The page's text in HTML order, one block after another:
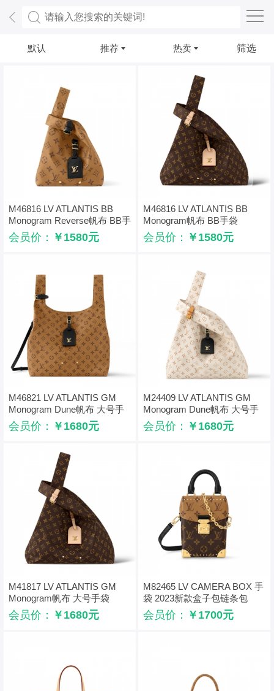
默认 推荐 热卖 筛选
M46816 LV ATLANTIS BB
Monogram Reverse帆布 BB手
袋
会员价： ￥1580元
M46816 LV ATLANTIS BB
Monogram帆布 BB手袋
会员价： ￥1580元
M46821 LV ATLANTIS GM
Monogram Dune帆布 大号手
袋 黄色
会员价： ￥1680元
M24409 LV ATLANTIS GM
Monogram Dune帆布 大号手
袋 白色
会员价： ￥1680元
M41817 LV ATLANTIS GM
Monogram帆布 大号手袋
会员价： ￥1680元
M82465 LV CAMERA BOX 手
袋 2023新款盒子包链条包
会员价： ￥1700元